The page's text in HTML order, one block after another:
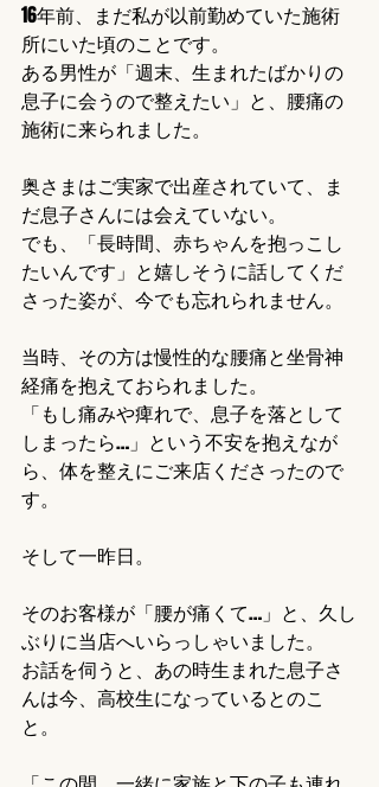
16年前、まだ私が以前勤めていた施術
所にいた頃のことです。
ある男性が「週末、生まれたばかりの
息子に会うので整えたい」と、腰痛の
施術に来られました。
奥さまはご実家で出産されていて、ま
だ息子さんには会えていない。
でも、「長時間、赤ちゃんを抱っこし
たいんです」と嬉しそうに話してくだ
さった姿が、今でも忘れられません。
当時、その方は慢性的な腰痛と坐骨神
経痛を抱えておられました。
「もし痛みや痺れで、息子を落として
しまったら…」という不安を抱えなが
ら、体を整えにご来店くださったので
す。
そして一昨日。
そのお客様が「腰が痛くて…」と、久し
ぶりに当店へいらっしゃいました。
お話を伺うと、あの時生まれた息子さ
んは今、高校生になっているとのこ
と。